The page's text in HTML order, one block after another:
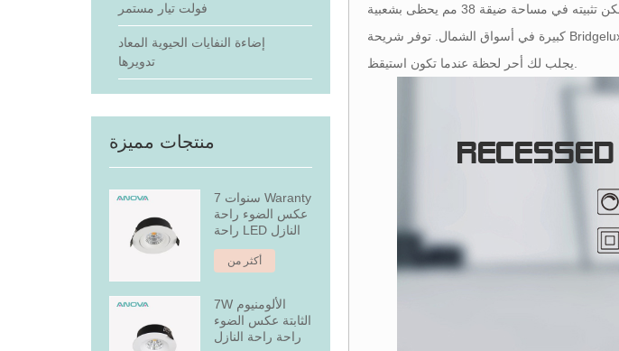
فولت تيار مستمر
إضاءة النفايات الحيوية المعاد
تدويرها
منتجات مميزة
7 سنوات Waranty
عكس الضوء راحة
راحة LED النازل
أكثر من
7W الألومنيوم
الثابتة عكس الضوء
راحة راحة النازل
يمكن تركيب هذا المصباح النازل المائل المائل مباشرة في العزل. التصميم المنخفض الذي يمكن تثبيته في مساحة ضيقة 38 مم يحظى بشعبية
كبيرة في أسواق الشمال. توفر شريحة Bridgelux COB LED سطوعًا كاملاً 3000K إلى أكثر دفئًا في 2000K مثل شمس الصباح الباكر ، مما
يجلب لك أحر لحظة عندما تكون استيقظ.